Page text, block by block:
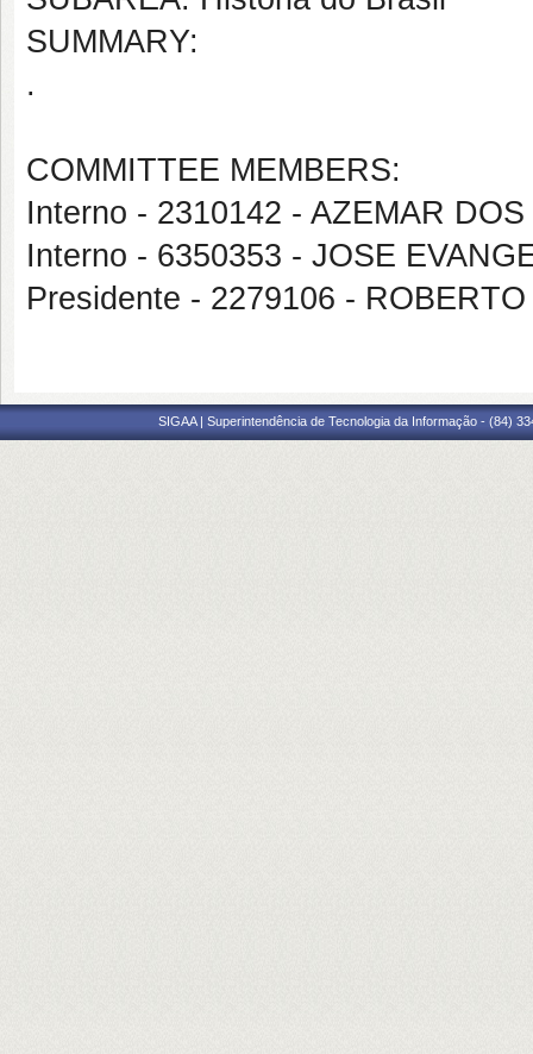
SUMMARY:
.
COMMITTEE MEMBERS:
Interno - 2310142 - AZEMAR
Interno - 6350353 - JOSE
Presidente - 2279106 -
SIGAA | Superintendência de Tecnologia da Informação - (84)